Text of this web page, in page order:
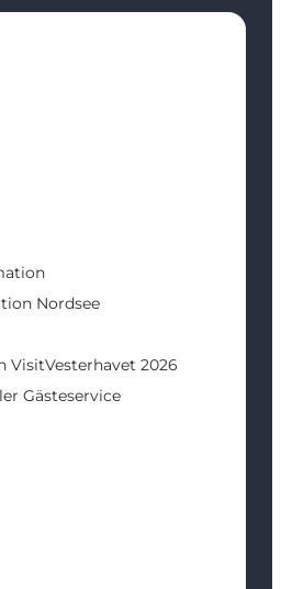
Nordsee
VisitVesterhavet 2026
Gästeservice